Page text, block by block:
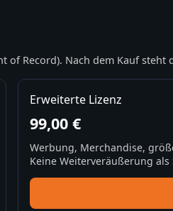
of Record). Nach dem Kauf
Erweiterte Lizenz
99,00 €
Werbung, Merchandise,
Keine Weiterveräußerung